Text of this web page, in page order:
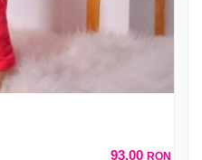
93,00 RON